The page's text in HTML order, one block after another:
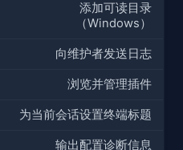
添加可读目录
（Windows）
向维护者发送日志
浏览并管理插件
为当前会话设置终端标题
输出配置诊断信息